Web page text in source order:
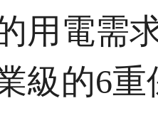
用電需
級的6